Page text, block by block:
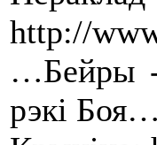
http://
…Бейры -
рэкі Боя…